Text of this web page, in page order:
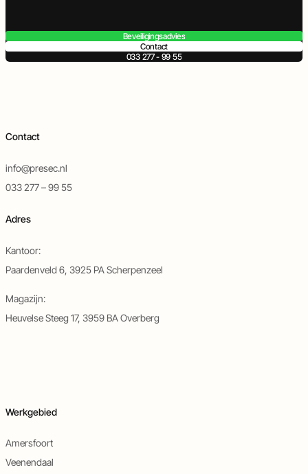
Beveiligingsadvies
Contact
033 277 - 99 55
Contact
info@presec.nl
033 277 – 99 55
Adres
Kantoor:
Paardenveld 6, 3925 PA Scherpenzeel
Magazijn:
Heuvelse Steeg 17, 3959 BA Overberg
Werkgebied
Amersfoort
Veenendaal